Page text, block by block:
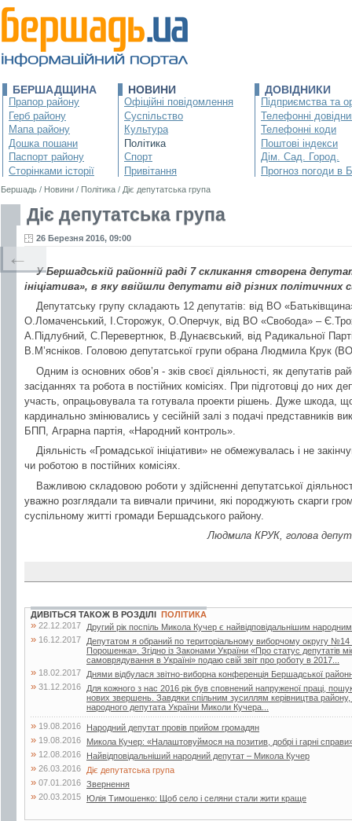
БЕРШАДЩИНА
Прапор району
Герб району
Мапа району
Дошка пошани
Паспорт району
Сторінками історії
НОВИНИ
Офіційні повідомлення
Суспільство
Культура
Політика
Спорт
Привітання
ДОВІДНИКИ
Підприємства та
Телефонні
Телефонні коди
Поштові індекси
Дім. Сад. Город.
Прогноз погоди в
Бершадь / Новини / Політика / Діє депутатська група
Діє депутатська група
26 Березня 2016, 09:00
У Бершадській районній раді 7 скликання створена
ініціатива», в яку ввійшли депутати від різних політичних
Депутатську групу складають 12 депутатів: від ВО
О.Ломаченський, І.Сторожук, О.Оперчук, від ВО «Свобода» –
А.Підлубний, С.Перевертнюк, В.Дунаєвський, від Радикальної
В.М’ясніков. Головою депутатської групи обрана Людмила Крук
Одним із основних обов’я - зків своєї діяльності, як депутатів
засіданнях та робота в постійних комісіях. При підготовці до них
участь, опрацьовувала та готувала проекти рішень. Дуже шкода,
кардинально змінювались у сесійній залі з подачі представників
БПП, Аграрна партія, «Народний контроль».
Діяльність «Громадської ініціативи» не обмежувалась і не
чи роботою в постійних комісіях.
Важливою складовою роботи у здійсненні депутатської
уважно розглядали та вивчали причини, які породжують скарги
суспільному житті громади Бершадського району.
Людмила КРУК, голова
←
ДИВІТЬСЯ ТАКОЖ В РОЗДІЛІ ПОЛІТИКА
» 22.12.2017 Другий рік поспіль Микола Кучер є найвідповідальнішим
» 16.12.2017
Депутатом я обраний по територіальному виборчому округу №14
Порошенка». Згідно із Законами України «Про статус депутатів
самоврядування в Україні» подаю свій звіт про роботу в 2017...
» 18.02.2017 Днями відбулася звітно-виборна конференція Бершадської
» 31.12.2016
Для кожного з нас 2016 рік був сповнений напруженої праці,
нових звершень. Завдяки спільним зусиллям керівництва району,
народного депутата України Миколи Кучера...
» 19.08.2016 Народний депутат провів прийом громадян
» 19.08.2016 Микола Кучер: «Налаштовуймося на позитив, добрі і гарні
» 12.08.2016 Найвідповідальніший народний депутат – Микола Кучер
» 26.03.2016 Діє депутатська група
» 07.01.2016 Звернення
» 20.03.2015 Юлія Тимошенко: Щоб село і селяни стали жити краще